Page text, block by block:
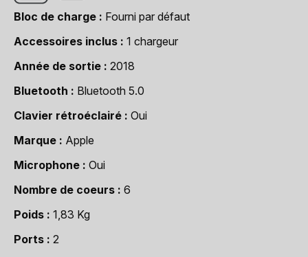
Bloc de charge
Fourni par défaut
Accessoires inclus
1 chargeur
Année de sortie
2018
Bluetooth
Bluetooth 5.0
Clavier rétroéclairé
Oui
Marque
Apple
Microphone
Oui
Nombre de coeurs
6
Poids
1,83 Kg
Ports
2